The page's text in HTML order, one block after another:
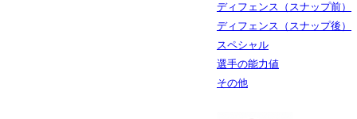
ディフェンス（スナップ前）
ディフェンス（スナップ後）
スペシャル
選手の能力値
その他